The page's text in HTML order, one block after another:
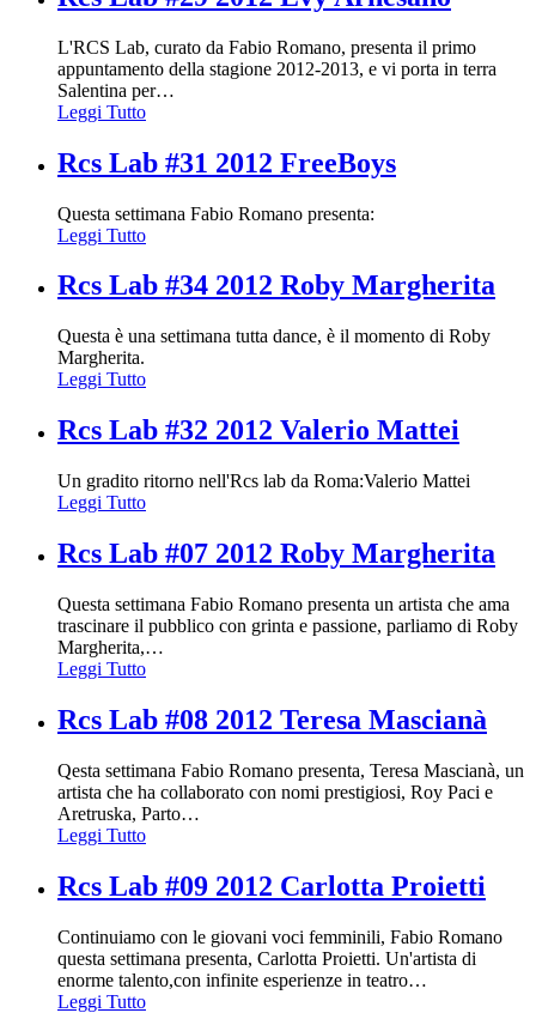
L'RCS Lab, curato da Fabio Romano, presenta il primo
appuntamento della stagione 2012-2013, e vi porta in terra
Salentina per…
Leggi Tutto
Rcs Lab #31 2012 FreeBoys
Questa settimana Fabio Romano presenta:
Leggi Tutto
Rcs Lab #34 2012 Roby Margherita
Questa è una settimana tutta dance, è il momento di Roby
Margherita.
Leggi Tutto
Rcs Lab #32 2012 Valerio Mattei
Un gradito ritorno nell'Rcs lab da Roma:Valerio Mattei
Leggi Tutto
Rcs Lab #07 2012 Roby Margherita
Questa settimana Fabio Romano presenta un artista che ama
trascinare il pubblico con grinta e passione, parliamo di Roby
Margherita,…
Leggi Tutto
Rcs Lab #08 2012 Teresa Mascianà
Qesta settimana Fabio Romano presenta, Teresa Mascianà, un
artista che ha collaborato con nomi prestigiosi, Roy Paci e
Aretruska, Parto…
Leggi Tutto
Rcs Lab #09 2012 Carlotta Proietti
Continuiamo con le giovani voci femminili, Fabio Romano
questa settimana presenta, Carlotta Proietti. Un'artista di
enorme talento,con infinite esperienze in teatro…
Leggi Tutto